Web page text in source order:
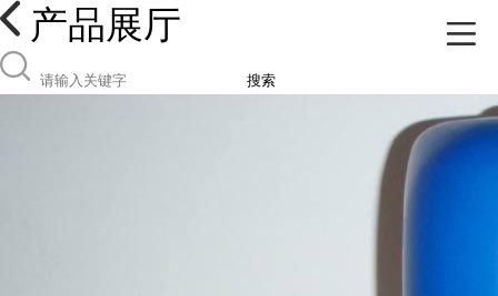
产品展厅
搜索